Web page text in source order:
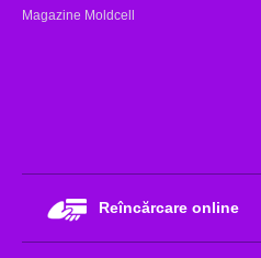
Magazine Moldcell
Reîncărcare online